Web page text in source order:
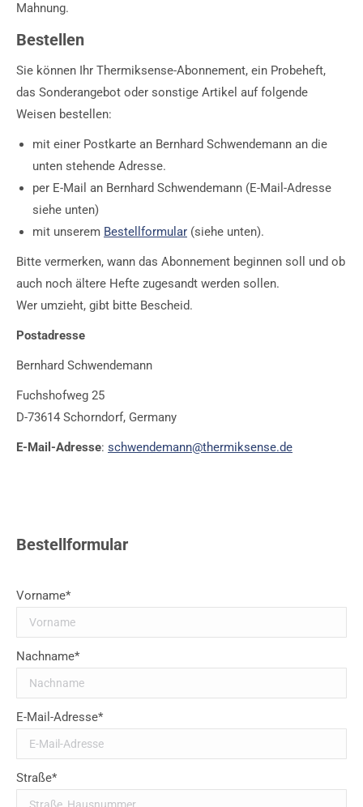
Mahnung.
Bestellen
Sie können Ihr Thermiksense-Abonnement, ein Probeheft,
das Sonderangebot oder sonstige Artikel auf folgende
Weisen bestellen:
mit einer Postkarte an Bernhard Schwendemann an die
unten stehende Adresse.
per E-Mail an Bernhard Schwendemann (E-Mail-Adresse
siehe unten)
mit unserem Bestellformular (siehe unten).
Bitte vermerken, wann das Abonnement beginnen soll und ob
auch noch ältere Hefte zugesandt werden sollen.
Wer umzieht, gibt bitte Bescheid.
Postadresse
Bernhard Schwendemann
Fuchshofweg 25
D-73614 Schorndorf, Germany
E-Mail-Adresse: schwendemann@thermiksense.de
Bestellformular
Vorname*
Nachname*
E-Mail-Adresse*
Straße*